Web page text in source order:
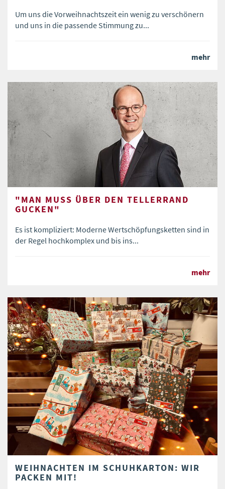
​Um uns die Vorweihnachtszeit ein wenig zu verschönern
und uns in die passende Stimmung zu...
mehr
"MAN MUSS ÜBER DEN TELLERRAND
GUCKEN"
Es ist kompliziert: Moderne Wertschöpfungsketten sind in
der Regel hochkomplex und bis ins...
mehr
WEIHNACHTEN IM SCHUHKARTON: WIR
PACKEN MIT!